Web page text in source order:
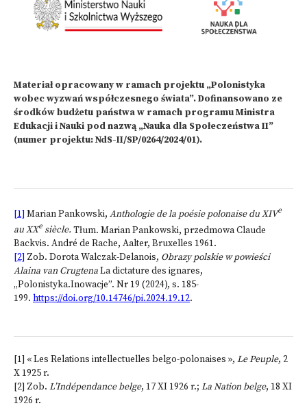
Materiał opracowany w ramach projektu „Polonistyka
wobec wyzwań współczesnego świata”. Dofinansowano ze
środków budżetu państwa w ramach programu Ministra
Edukacji i Nauki pod nazwą „Nauka dla Społeczeństwa II”
(numer projektu: NdS-II/SP/0264/2024/01).
[1] Marian Pankowski, Anthologie de la poésie polonaise du XIVe
au XXe siècle. Tłum. Marian Pankowski, przedmowa Claude
Backvis. André de Rache, Aalter, Bruxelles 1961.
[2] Zob. Dorota Walczak-Delanois, Obrazy polskie w powieści
Alaina van CrugtenaLa dictature des ignares,
„Polonistyka.Inowacje”. Nr 19 (2024), s. 185-
199. https://doi.org/10.14746/pi.2024.19.12.
[1] « Les Relations intellectuelles belgo-polonaises », Le Peuple, 2
X 1925 r.
[2] Zob. L’Indépendance belge, 17 XI 1926 r.; La Nation belge, 18 XI
1926 r.